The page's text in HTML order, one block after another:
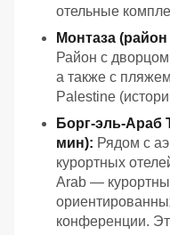
отельные
Монтаза
Район с
а также с
Palestine
Борг-эль-Араб
мин): Рядом с
курортных
Arab —
конференции.